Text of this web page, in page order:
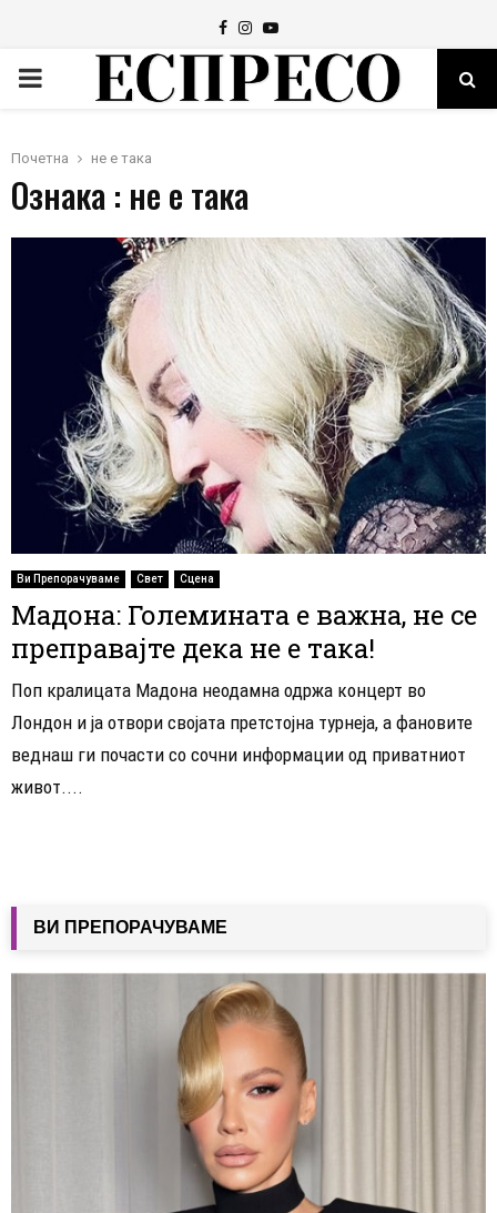
Facebook
Instagram
Youtube
PRIMARY
Почетна не е така
Ознака : не е така
Ви Препорачуваме Свет Сцена
Мадона: Големината е важна, не се
преправајте дека не е така!
Поп кралицата Мадона неодамна одржа концерт во
Лондон и ја отвори својата претстојна турнеја, а фановите
веднаш ги почасти со сочни информации од приватниот
живот....
ВИ ПРЕПОРАЧУВАМЕ